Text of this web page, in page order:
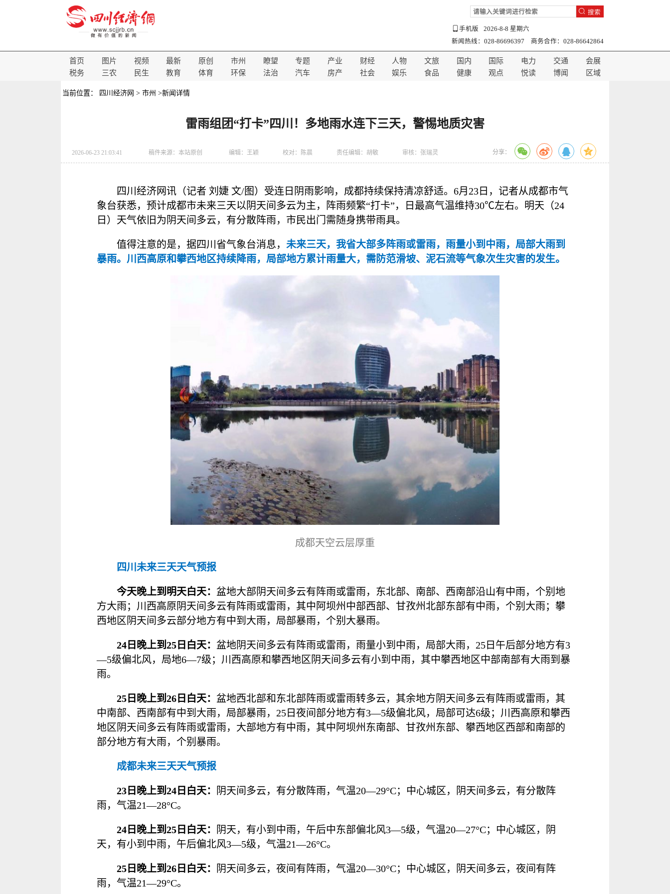
搜索
手机版
2026-8-8 星期六
新闻热线：028-86696397 商务合作：028-86642864
首页 图片 视频 最新 原创 市州 瞭望 专题 产业 财经 人物 文旅 国内 国际 电力 交通
会展
税务
三农 民生 教育 体育 环保 法治 汽车 房产 社会 娱乐 食品 健康 观点 悦读 博闻 区域
当前位置： 四川经济网 > 市州 >新闻详情
雷雨组团“打卡”四川！多地雨水连下三天，警惕地质灾害
2026-06-23 21:03:41 稿件来源： 本站原创 编辑：王颖 校对：陈晨 责任编辑：胡敏 审核：张瑞灵 分享：
四川经济网讯（记者 刘婕 文/图）受连日阴雨影响，成都持续保持清凉舒适。6月23日，记者从成都市气
象台获悉，预计成都市未来三天以阴天间多云为主，阵雨频繁“打卡”，日最高气温维持30℃左右。明天（24
日）天气依旧为阴天间多云，有分散阵雨，市民出门需随身携带雨具。
值得注意的是，据四川省气象台消息， 未来三天，我省大部多阵雨或雷雨，雨量小到中雨，局部大雨到
暴雨。川西高原和攀西地区持续降雨，局部地方累计雨量大，需防范滑坡、泥石流等气象次生灾害的发生。
成都天空云层厚重
四川未来三天天气预报
今天晚上到明天白天： 盆地大部阴天间多云有阵雨或雷雨，东北部、南部、西南部沿山有中雨，个别地
方大雨；川西高原阴天间多云有阵雨或雷雨，其中阿坝州中部西部、甘孜州北部东部有中雨，个别大雨；攀
西地区阴天间多云部分地方有中到大雨，局部暴雨，个别大暴雨。
24日晚上到25日白天： 盆地阴天间多云有阵雨或雷雨，雨量小到中雨，局部大雨，25日午后部分地方有3
—5级偏北风，局地6—7级；川西高原和攀西地区阴天间多云有小到中雨，其中攀西地区中部南部有大雨到暴
雨。
25日晚上到26日白天： 盆地西北部和东北部阵雨或雷雨转多云，其余地方阴天间多云有阵雨或雷雨，其
中南部、西南部有中到大雨，局部暴雨，25日夜间部分地方有3—5级偏北风，局部可达6级；川西高原和攀西
地区阴天间多云有阵雨或雷雨，大部地方有中雨，其中阿坝州东南部、甘孜州东部、攀西地区西部和南部的
部分地方有大雨，个别暴雨。
成都未来三天天气预报
23日晚上到24日白天：
阴天间多云，有分散阵雨，气温20—29°C；中心城区，阴天间多云，有分散阵
雨，气温21—28°C。
24日晚上到25日白天：
阴天，有小到中雨，午后中东部偏北风3—5级，气温20—27°C；中心城区，阴
天，有小到中雨，午后偏北风3—5级，气温21—26°C。
25日晚上到26日白天：
阴天间多云，夜间有阵雨，气温20—30°C；中心城区，阴天间多云，夜间有阵
雨，气温21—29°C。